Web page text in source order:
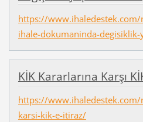
https://
ihale-dokumaninda-
KİK Kararlarına Karşı
https://
karsi-kik-e-itiraz/